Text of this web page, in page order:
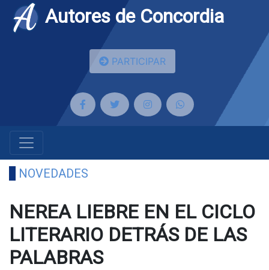
Autores de Concordia
PARTICIPAR
NOVEDADES
NEREA LIEBRE EN EL CICLO
LITERARIO DETRÁS DE LAS
PALABRAS